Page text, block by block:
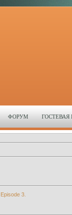
ФОРУМ ГОСТЕВАЯ
3.